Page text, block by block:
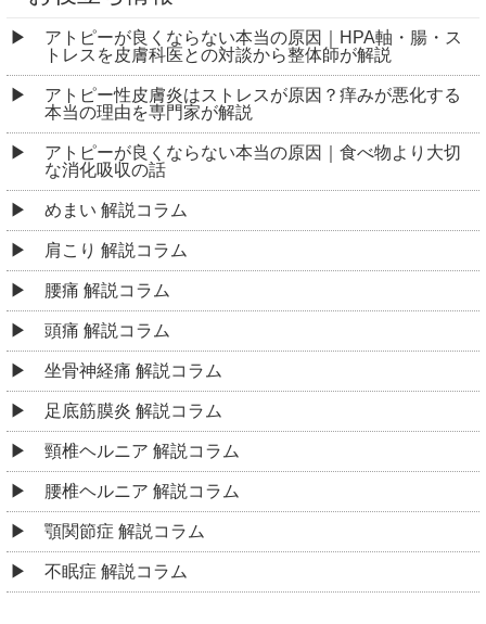
アトピーが良くならない本当の原因｜HPA軸・腸・ス
トレスを皮膚科医との対談から整体師が解説
アトピー性皮膚炎はストレスが原因？痒みが悪化する
本当の理由を専門家が解説
アトピーが良くならない本当の原因｜食べ物より大切
な消化吸収の話
めまい 解説コラム
肩こり 解説コラム
腰痛 解説コラム
頭痛 解説コラム
坐骨神経痛 解説コラム
足底筋膜炎 解説コラム
頸椎ヘルニア 解説コラム
腰椎ヘルニア 解説コラム
顎関節症 解説コラム
不眠症 解説コラム